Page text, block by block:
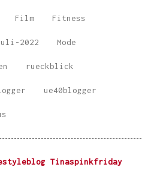
Film Fitness
2022 Mode
rueckblick
ue40blogger
Tinaspinkfriday